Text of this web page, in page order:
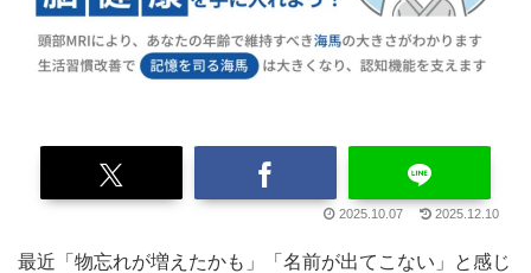
2025.10.07 2025.12.10
最近「物忘れが増えたかも」「名前が出てこない」と感じ